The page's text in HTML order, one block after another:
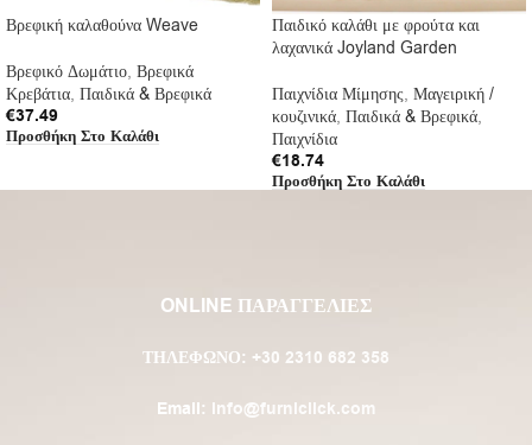
Βρεφική καλαθούνα Weave
Βρεφικό Δωμάτιο, Βρεφικά
Κρεβάτια, Παιδικά & Βρεφικά
€37.49
Προσθήκη Στο Καλάθι
Παιδικό καλάθι με φρούτα και
λαχανικά Joyland Garden
Παιχνίδια Μίμησης, Μαγειρική /
κουζινικά, Παιδικά & Βρεφικά,
Παιχνίδια
€18.74
Προσθήκη Στο Καλάθι
ONLINE ΠΑΡΑΓΓΕΛΙΕΣ
ΤΗΛΈΦΩΝΟ: +30 2310 682 358
Email: info@furniclick.com